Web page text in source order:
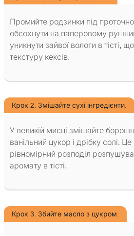
Промийте родзинки під
обсохнути на паперовому
уникнути зайвої вологи в тісті,
текстуру кексів.
Крок 2. Змішайте сухі інгредієнти.
У великій мисці змішайте
ванільний цукор і дрібку солі.
рівномірний розподіл
аромату в тісті.
Крок 3. Збийте масло з цукром.